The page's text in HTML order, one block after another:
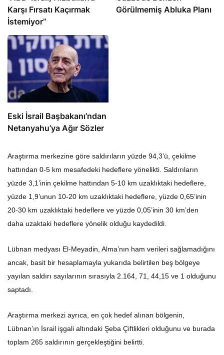
Karşı Fırsatı Kaçırmak
İstemiyor”
Görülmemiş Abluka Planı
Eski İsrail Başbakanı’ndan
Netanyahu’ya Ağır Sözler
Araştırma merkezine göre saldırıların yüzde 94,3’ü, çekilme
hattından 0-5 km mesafedeki hedeflere yönelikti. Saldırıların
yüzde 3,1’inin çekilme hattından 5-10 km uzaklıktaki hedeflere,
yüzde 1,9’unun 10-20 km uzaklıktaki hedeflere, yüzde 0,65’inin
20-30 km uzaklıktaki hedeflere ve yüzde 0,05’inin 30 km’den
daha uzaktaki hedeflere yönelik olduğu kaydedildi.
Lübnan medyası El-Meyadin, Alma’nın ham verileri sağlamadığını
ancak, basit bir hesaplamayla yukarıda belirtilen beş bölgeye
yayılan saldırı sayılarının sırasıyla 2.164, 71, 44,15 ve 1 olduğunu
saptadı.
Araştırma merkezi ayrıca, en çok hedef alınan bölgenin,
Lübnan’ın İsrail işgali altındaki Şeba Çiftlikleri olduğunu ve burada
toplam 265 saldırının gerçekleştiğini belirtti.